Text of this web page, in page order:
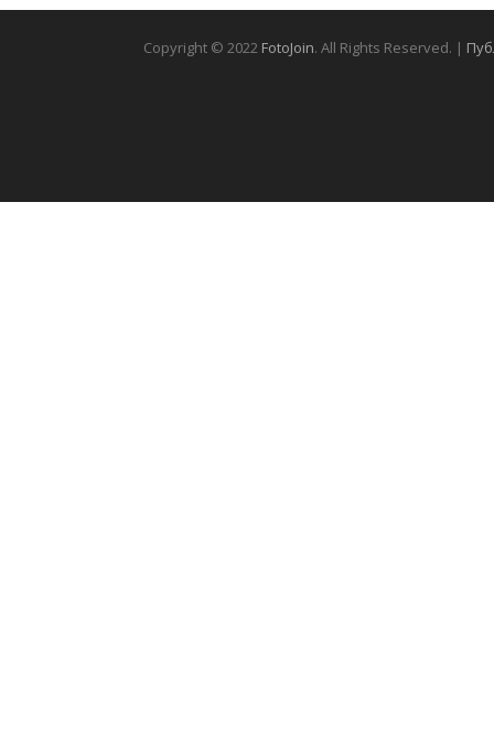
Copyright © 2022 FotoJoin. All Rights Reserved. |